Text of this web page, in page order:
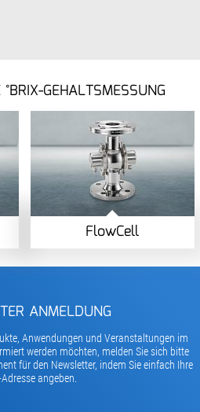
GEHALTSMESSUNG
FlowCell
ANMELDUNG
Anwendungen und Veranstaltungen im
werden möchten, melden Sie sich bitte
für den Newsletter, indem Sie einfach Ihre
angeben.